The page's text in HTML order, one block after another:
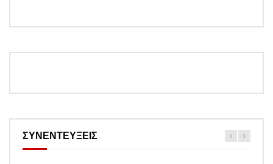
ΣΥΝΕΝΤΕΥΞΕΙΣ